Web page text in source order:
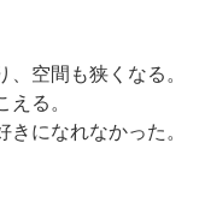
空間も狭くなる。
る。
になれなかった。